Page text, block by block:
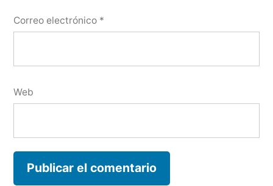
Correo electrónico *
Web